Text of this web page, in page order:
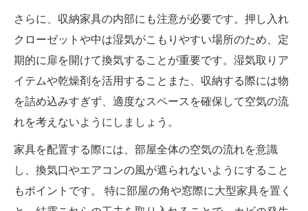
さらに、収納家具の内部にも注意が必要です。押し入れ
クローゼットや中は湿気がこもりやすい場所のため、定
期的に扉を開けて換気することが重要です。湿気取りア
イテムや乾燥剤を活用することまた、収納する際には物
を詰め込みすぎず、適度なスペースを確保して空気の流
れを考えないようにしましょう。
家具を配置する際には、部屋全体の空気の流れを意識
し、換気口やエアコンの風が遮られないようにすること
もポイントです。 特に部屋の角や窓際に大型家具を置く